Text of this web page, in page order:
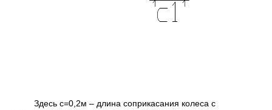
Здесь с=0,2м – длина соприкасания колеса с